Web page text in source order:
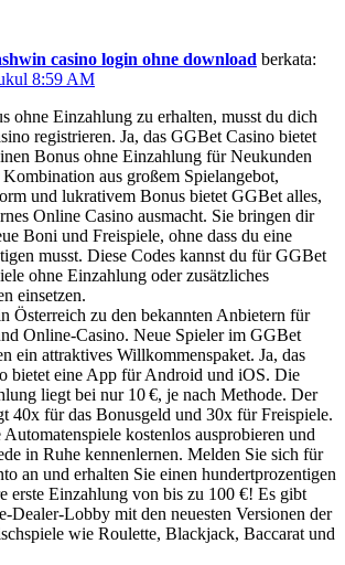
casino login ohne download berkata:
8:59 AM
ohne Einzahlung zu erhalten, musst du dich
registrieren. Ja, das GGBet Casino bietet
Bonus ohne Einzahlung für Neukunden
aus großem Spielangebot,
und lukrativem Bonus bietet GGBet alles,
Online Casino ausmacht. Sie bringen dir
Boni und Freispiele, ohne dass du eine
musst. Diese Codes kannst du für GGBet
ohne Einzahlung oder zusätzliches
einsetzen.
Österreich zu den bekannten Anbietern für
Online-Casino. Neue Spieler im GGBet
ein attraktives Willkommenspaket. Ja, das
bietet eine App für Android und iOS. Die
liegt bei nur 10 €, je nach Methode. Der
40x für das Bonusgeld und 30x für Freispiele.
Automatenspiele kostenlos ausprobieren und
in Ruhe kennenlernen. Melden Sie sich für
an und erhalten Sie einen hundertprozentigen
erste Einzahlung von bis zu 100 €! Es gibt
Dealer-Lobby mit den neuesten Versionen der
wie Roulette, Blackjack, Baccarat und